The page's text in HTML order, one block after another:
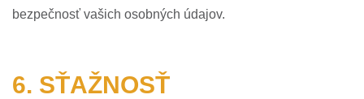
bezpečnosť vašich osobných údajov.
6. SŤAŽNOSŤ